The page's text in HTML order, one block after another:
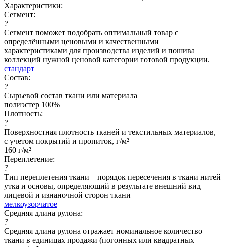
Характеристики:
Сегмент:
?
Сегмент поможет подобрать оптимальный товар с
определёнными ценовыми и качественными
характеристиками для производства изделий и пошива
коллекций нужной ценовой категории готовой продукции.
стандарт
Состав:
?
Сырьевой состав ткани или материала
полиэстер 100%
Плотность:
?
Поверхностная плотность тканей и текстильных материалов,
с учетом покрытий и пропиток, г/м²
160 г/м²
Переплетение:
?
Тип переплетения ткани – порядок пересечения в ткани нитей
утка и основы, определяющий в результате внешний вид
лицевой и изнаночной сторон ткани
мелкоузорчатое
Средняя длина рулона:
?
Средняя длина рулона отражает номинальное количество
ткани в единицах продажи (погонных или квадратных